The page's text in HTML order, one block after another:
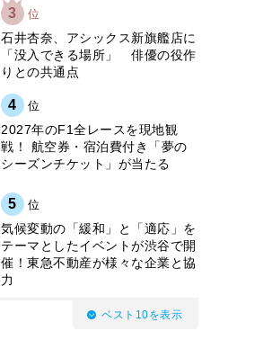
3 位
石井杏奈、アシックス新旗艦店に
「没入できる場所」 俳優の役作
りとの共通点
4 位
2027年のF1全レースを現地観
戦！ 航空券・宿泊費付き「夢の
シーズンチケット」が当たる
5 位
気候変動の「緩和」と「適応」を
テーマとしたイベントが渋谷で開
催！東急不動産が様々な企業と協
力
ベスト10を表示